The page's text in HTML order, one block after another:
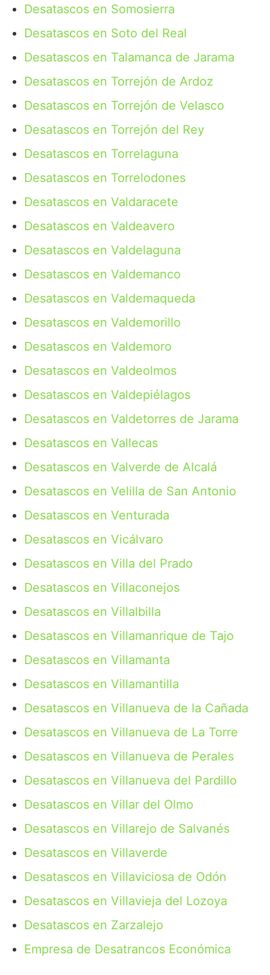
Desatascos en Somosierra
Desatascos en Soto del Real
Desatascos en Talamanca de Jarama
Desatascos en Torrejón de Ardoz
Desatascos en Torrejón de Velasco
Desatascos en Torrejón del Rey
Desatascos en Torrelaguna
Desatascos en Torrelodones
Desatascos en Valdaracete
Desatascos en Valdeavero
Desatascos en Valdelaguna
Desatascos en Valdemanco
Desatascos en Valdemaqueda
Desatascos en Valdemorillo
Desatascos en Valdemoro
Desatascos en Valdeolmos
Desatascos en Valdepiélagos
Desatascos en Valdetorres de Jarama
Desatascos en Vallecas
Desatascos en Valverde de Alcalá
Desatascos en Velilla de San Antonio
Desatascos en Venturada
Desatascos en Vicálvaro
Desatascos en Villa del Prado
Desatascos en Villaconejos
Desatascos en Villalbilla
Desatascos en Villamanrique de Tajo
Desatascos en Villamanta
Desatascos en Villamantilla
Desatascos en Villanueva de la Cañada
Desatascos en Villanueva de La Torre
Desatascos en Villanueva de Perales
Desatascos en Villanueva del Pardillo
Desatascos en Villar del Olmo
Desatascos en Villarejo de Salvanés
Desatascos en Villaverde
Desatascos en Villaviciosa de Odón
Desatascos en Villavieja del Lozoya
Desatascos en Zarzalejo
Empresa de Desatrancos Económica